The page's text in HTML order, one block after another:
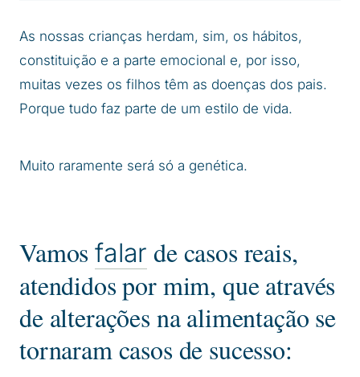
As nossas crianças herdam, sim, os hábitos,
constituição e a parte emocional e, por isso,
muitas vezes os filhos têm as doenças dos pais.
Porque tudo faz parte de um estilo de vida.
Muito raramente será só a genética.
Vamosfalar de casos reais,
atendidos por mim, que através
de alterações na alimentação se
tornaram casos de sucesso: